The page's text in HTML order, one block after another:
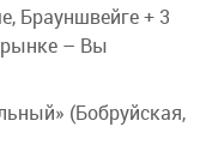
Брауншвейге + 3
рынке – Вы
(Бобруйская,